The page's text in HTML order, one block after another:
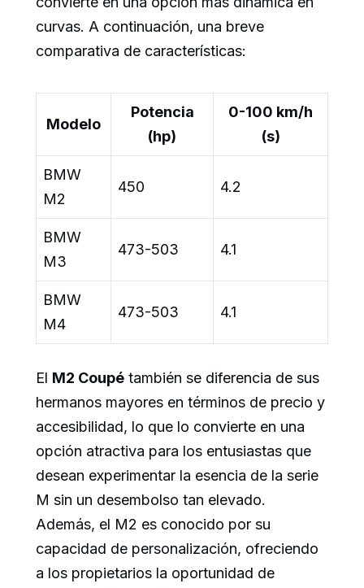
curvas. A continuación, una breve
comparativa de características:
Modelo
Potencia
(hp)
0-100 km/h
(s)
BMW
M2
450 4.2
BMW
M3
473-503 4.1
BMW
M4
473-503 4.1
El M2 Coupé también se diferencia de sus
hermanos mayores en términos de precio y
accesibilidad, lo que lo convierte en una
opción atractiva para los entusiastas que
desean experimentar la esencia de la serie
M sin un desembolso tan elevado.
Además, el M2 es conocido por su
capacidad de personalización, ofreciendo
a los propietarios la oportunidad de